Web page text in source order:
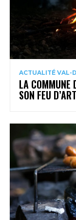
ACTUALITÉ VAL-
LA COMMUNE
SON FEU